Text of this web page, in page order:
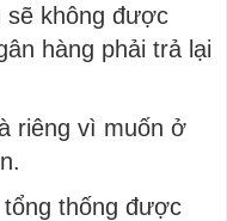
sẽ không được
hàng phải trả lại
riêng vì muốn ở
thống được